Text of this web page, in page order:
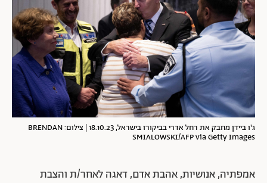
ג'ו ביידן מחבק את רחל אדרי בביקורו בישראל, 18.10.23 | צילום: BRENDAN
SMIALOWSKI/AFP via Getty Images
אמפתיה, אנושיות, אהבת אדם, דאגה לאחר/ת והצבת